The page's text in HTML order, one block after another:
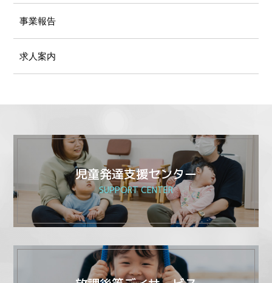
事業報告
求人案内
児童発達支援センター
SUPPORT CENTER